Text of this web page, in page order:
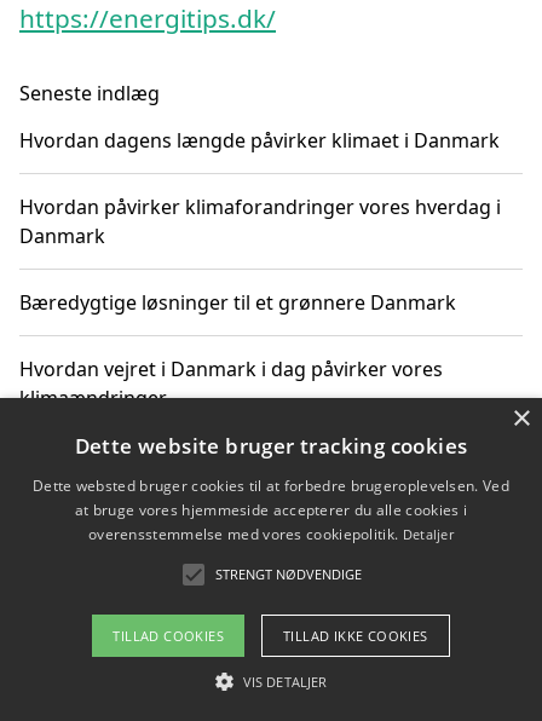
https://energitips.dk/
Seneste indlæg
Hvordan dagens længde påvirker klimaet i Danmark
Hvordan påvirker klimaforandringer vores hverdag i
Danmark
Bæredygtige løsninger til et grønnere Danmark
Hvordan vejret i Danmark i dag påvirker vores
klimaændringer
Hvordan klimaændringer påvirker danske unges
gaveønsker
Om / kontakt
Blog Betingelser
×
Dette website bruger tracking cookies
Dette websted bruger cookies til at forbedre brugeroplevelsen. Ved
at bruge vores hjemmeside accepterer du alle cookies i
overensstemmelse med vores cookiepolitik. Detaljer
STRENGT NØDVENDIGE
TILLAD COOKIES TILLAD IKKE COOKIES
VIS DETALJER